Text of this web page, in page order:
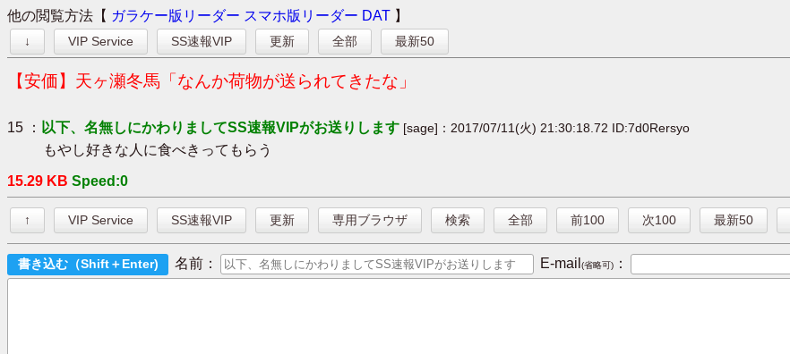
他の閲覧方法【 ガラケー版リーダー スマホ版リーダー DAT 】
↓ VIP Service SS速報VIP 更新 全部 最新50
【安価】天ヶ瀬冬馬「なんか荷物が送られてきたな」
15 ： 以下、名無しにかわりましてSS速報VIPがお送りします [sage]：2017/07/11(火) 21:30:18.72 ID:7d0Rersyo
もやし好きな人に食べきってもらう
15.29 KB Speed:0
↑ VIP Service SS速報VIP 更新 専用ブラウザ 検索 全部 前100 次100 最新50
名前： E-mail (省略可) ：